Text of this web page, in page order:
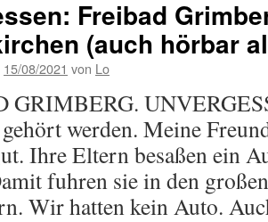
Freibad
(auch hörbar
15/08/2021 von Lo
GRIMBERG.
werden. Meine
Ihre Eltern besaßen ein
fuhren sie in den
Wir hatten kein Auto.